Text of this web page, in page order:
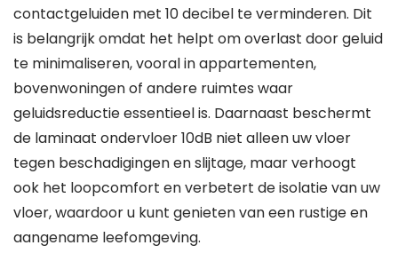
contactgeluiden met 10 decibel te verminderen. Dit
is belangrijk omdat het helpt om overlast door geluid
te minimaliseren, vooral in appartementen,
bovenwoningen of andere ruimtes waar
geluidsreductie essentieel is. Daarnaast beschermt
de laminaat ondervloer 10dB niet alleen uw vloer
tegen beschadigingen en slijtage, maar verhoogt
ook het loopcomfort en verbetert de isolatie van uw
vloer, waardoor u kunt genieten van een rustige en
aangename leefomgeving.